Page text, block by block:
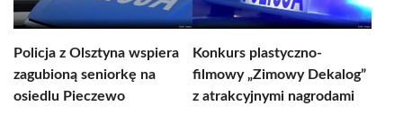
Policja z Olsztyna wspiera
zagubioną seniorkę na
osiedlu Pieczewo
Konkurs plastyczno-
filmowy „Zimowy Dekalog”
z atrakcyjnymi nagrodami